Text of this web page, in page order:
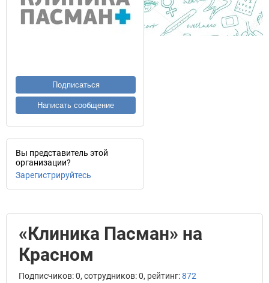
Подписаться
Написать сообщение
Вы представитель этой
организации?
Зарегистрируйтесь
«Клиника Пасман» на
Красном
Подписчиков: 0, сотрудников: 0, рейтинг:872